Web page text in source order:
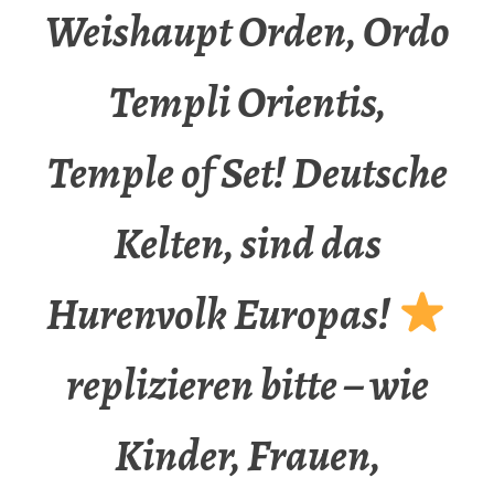
Weishaupt Orden, Ordo
Templi Orientis,
Temple of Set! Deutsche
Kelten, sind das
Hurenvolk Europas!
replizieren bitte – wie
Kinder, Frauen,